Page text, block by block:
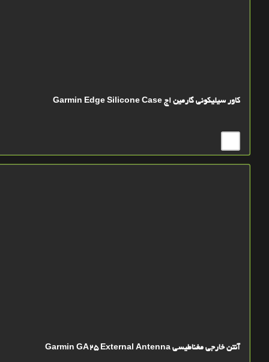
کاور سیلیکونی گارمین اج Garmin Edge Silicone Case
آنتن خارجي مغناطيسي Garmin GA25 External Antenna